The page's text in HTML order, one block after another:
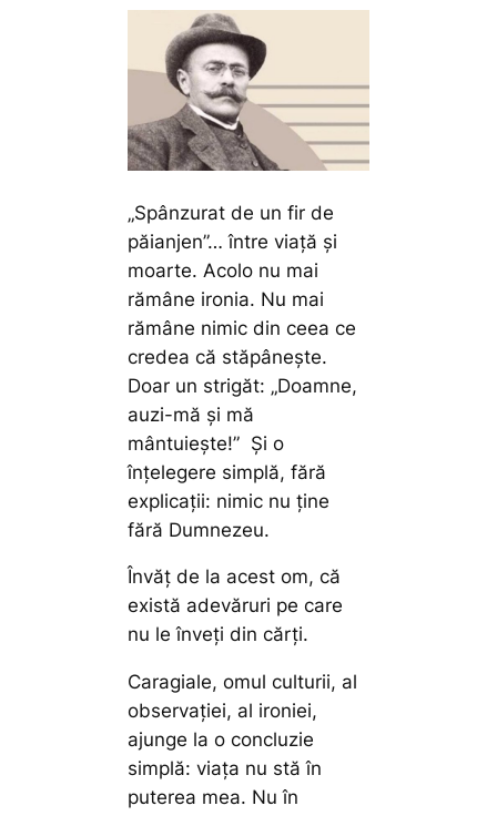
„Spânzurat de un fir de
păianjen”… între viață și
moarte. Acolo nu mai
rămâne ironia. Nu mai
rămâne nimic din ceea ce
credea că stăpânește.
Doar un strigăt: „Doamne,
auzi-mă și mă
mântuiește!” Și o
înțelegere simplă, fără
explicații: nimic nu ține
fără Dumnezeu.
Învăț de la acest om, că
există adevăruri pe care
nu le înveți din cărți.
Caragiale, omul culturii, al
observației, al ironiei,
ajunge la o concluzie
simplă: viața nu stă în
puterea mea. Nu în